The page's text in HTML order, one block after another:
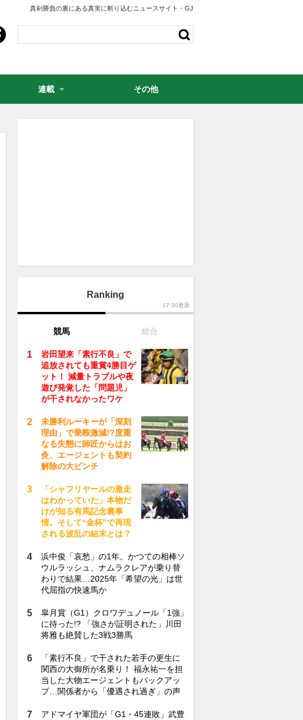
真剣勝負の裏にある真実に斬り込むニュースサイト・GJ
Ranking
17:30更新
競馬 総合
岩田望来「素行不良」で
追放されても重賞4勝目ゲ
ット！ 減量トラブルや夜
遊び発覚した「問題児」
が干されなかったワケ
未勝利ルーキーが「深刻
理由」で乗鞍激減!?度重
なる失態に師匠からはお
灸、エージェントも契約
解除の大ピンチ
「シャフリヤールの激走
はわかっていた」本物だ
けが知る有馬記念裏事
情。そして“金杯”で再現
される波乱の結末とは？
浜中俊「哀愁」の1年。かつての相棒ソ
ウルラッシュ、ナムラクレアが乗り替
わりで結果…2025年「希望の光」は世
代屈指の快速馬か
皐月賞（G1）クロワデュノール「1強」
に待った!? 「強さが証明された」川田
将雅も絶賛した3戦3勝馬
「素行不良」で干された若手の更生に
関西の大御所が名乗り！ 福永祐一を担
当した大物エージェントもバックアッ
プ…関係者から「優遇され過ぎ」の声
アドマイヤ軍団が「G1・45連敗」武豊
連載 その他